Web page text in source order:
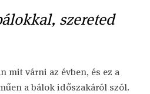
szereted
mit várni az évben, és ez a
a bálok időszakáról szól.